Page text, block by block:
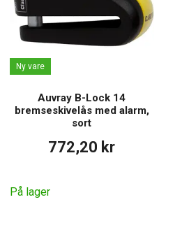
Ny vare
Auvray B-Lock 14
bremseskivelås med alarm,
sort
772,20 kr
På lager